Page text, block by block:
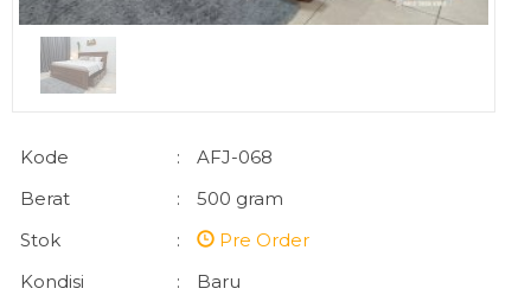
Kode :
AFJ-068
Berat
:
500 gram
Stok
:
Pre Order
Kondisi
: Baru